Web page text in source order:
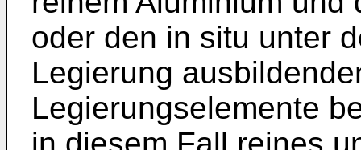
oder den in situ unter
Legierung
Legierungselemente